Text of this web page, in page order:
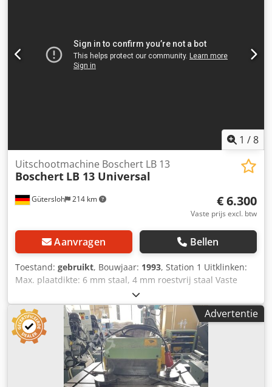
1 /8
Gütersloh 214 km
Uitschootmachine Boschert LB 13
Boschert LB 13 Universal
€ 6.300
Vaste prijs excl. btw
Aanvragen Bellen
Toestand: gebruikt, Bouwjaar: 1993, Station 1 Uitklinken:
Max. plaatdikte: 6 mm staal, 4 mm roestvrij staal Vaste
hoek van 90 graden met aanslagen Meslengte: 225 mm
Station 2 Insnijden: Codpfxoyzgnqo Aagoha Max.
insnijbreedte: in één snede 25 mm bij een insnijdiepte van
100 mm Max. plaatdikte: 4 mm staal Gewicht: 800 kg
Advertentie